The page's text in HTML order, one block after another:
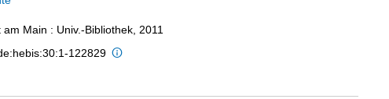
am Main : Univ.-Bibliothek, 2011
122829